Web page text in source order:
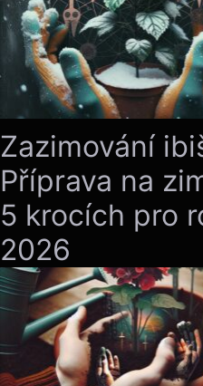
Zazimování
Příprava na
5 krocích pro
2026